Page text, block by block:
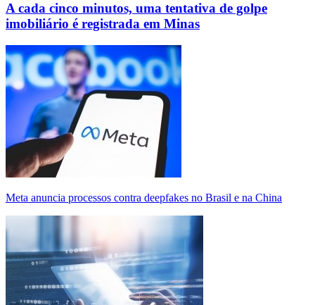
A cada cinco minutos, uma tentativa de golpe
imobiliário é registrada em Minas
Meta anuncia processos contra deepfakes no Brasil e na China